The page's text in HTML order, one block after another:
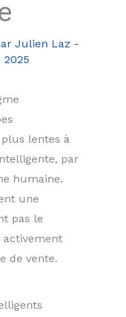
Julien Laz -
2025
lentes à
par
humaine.
une
pas le
activement
de vente.